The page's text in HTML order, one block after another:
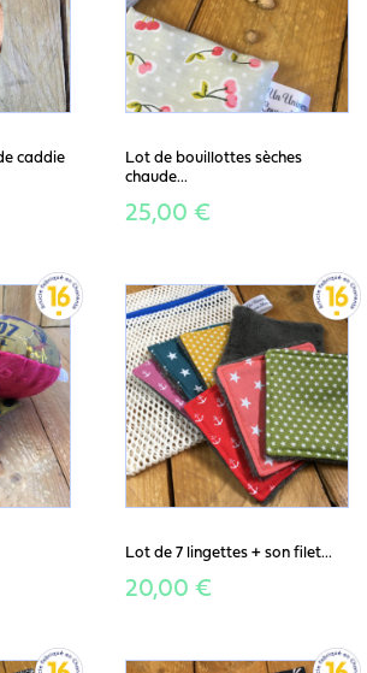
caddie
Lot de bouillottes sèches
chaude...
25,00 €
Lot de 7 lingettes + son filet...
20,00 €